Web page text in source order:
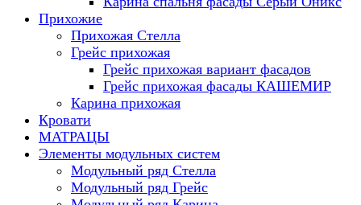
Прихожие
Прихожая Стелла
Грейс прихожая
Грейс прихожая вариант фасадов
Грейс прихожая фасады КАШЕМИР
Карина прихожая
Кровати
МАТРАЦЫ
Элементы модульных систем
Модульный ряд Стелла
Модульный ряд Грейс